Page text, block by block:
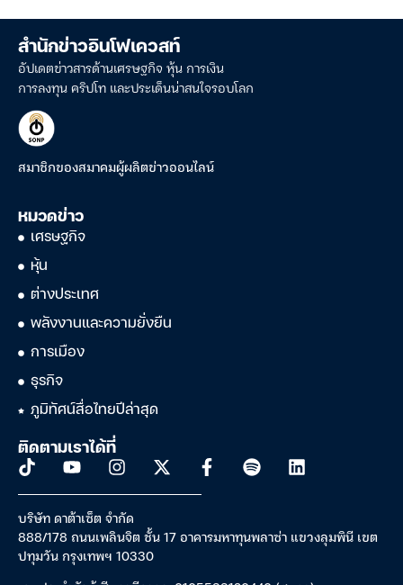
สำนักข่าวอินโฟเควสท์
อัปเดตข่าวสารด้านเศรษฐกิจ หุ้น การเงิน
การลงทุน คริปโท และประเด็นน่าสนใจรอบโลก
สมาชิกของสมาคมผู้ผลิตข่าวออนไลน์
หมวดข่าว
เศรษฐกิจ
หุ้น
ต่างประเทศ
พลังงานและความยั่งยืน
การเมือง
ธุรกิจ
ภูมิทัศน์สื่อไทยปีล่าสุด
ติดตามเราได้ที่
บริษัท ดาต้าเซ็ต จำกัด
888/178 ถนนเพลินจิต ชั้น 17 อาคารมหาทุนพลาซ่า แขวงลุมพินี เขต
ปทุมวัน กรุงเทพฯ 10330